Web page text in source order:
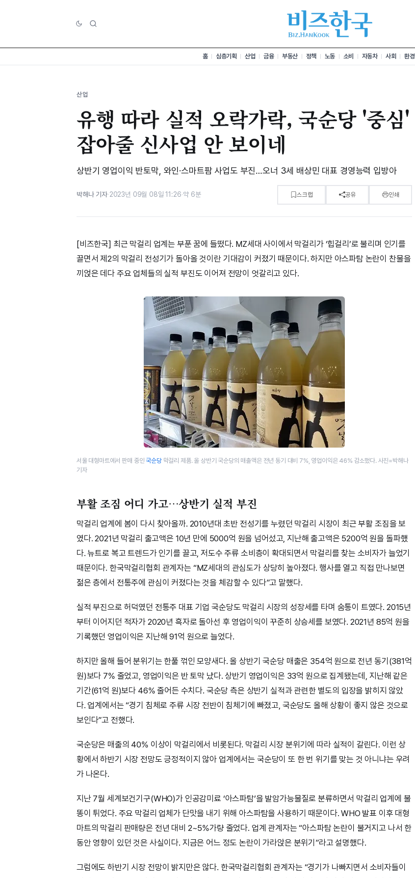
홈 심층기획 산업 금융 부동산 정책 노동 소비 자동차 사회 환경
산업
유행 따라 실적 오락가락, 국순당 '중심'
잡아줄 신사업 안 보이네
상반기 영업이익 반토막, 와인·스마트팜 사업도 부진…오너 3세 배상민 대표 경영능력 입방아
박해나 기자·2023년 09월 08일 11:26·약 6분 스크랩 공유 인쇄
[비즈한국] 최근 막걸리 업계는 부푼 꿈에 들떴다. MZ세대 사이에서 막걸리가 ‘힙걸리’로 불리며 인기를
끌면서 제2의 막걸리 전성기가 돌아올 것이란 기대감이 커졌기 때문이다. 하지만 아스파탐 논란이 찬물을
끼얹은 데다 주요 업체들의 실적 부진도 이어져 전망이 엇갈리고 있다.
서울 대형마트에서 판매 중인국순당막걸리 제품. 올 상반기 국순당의 매출액은 전년 동기 대비 7%, 영업이익은 46% 감소했다. 사진=박해나
기자
부활 조짐 어디 가고…상반기 실적 부진
막걸리 업계에 봄이 다시 찾아올까. 2010년대 초반 전성기를 누렸던 막걸리 시장이 최근 부활 조짐을 보
였다. 2021년 막걸리 출고액은 10년 만에 5000억 원을 넘어섰고, 지난해 출고액은 5200억 원을 돌파했
다. 뉴트로 복고 트렌드가 인기를 끌고, 저도수 주류 소비층이 확대되면서 막걸리를 찾는 소비자가 늘었기
때문이다. 한국막걸리협회 관계자는 “MZ세대의 관심도가 상당히 높아졌다. 행사를 열고 직접 만나보면
젊은 층에서 전통주에 관심이 커졌다는 것을 체감할 수 있다”고 말했다.
실적 부진으로 허덕였던 전통주 대표 기업 국순당도 막걸리 시장의 성장세를 타며 숨통이 트였다. 2015년
부터 이어지던 적자가 2020년 흑자로 돌아선 후 영업이익이 꾸준히 상승세를 보였다. 2021년 85억 원을
기록했던 영업이익은 지난해 91억 원으로 늘었다.
하지만 올해 들어 분위기는 한풀 꺾인 모양새다. 올 상반기 국순당 매출은 354억 원으로 전년 동기(381억
원)보다 7% 줄었고, 영업이익은 반 토막 났다. 상반기 영업이익은 33억 원으로 집계됐는데, 지난해 같은
기간(61억 원)보다 46% 줄어든 수치다. 국순당 측은 상반기 실적과 관련한 별도의 입장을 밝히지 않았
다. 업계에서는 “경기 침체로 주류 시장 전반이 침체기에 빠졌고, 국순당도 올해 상황이 좋지 않은 것으로
보인다”고 전했다.
국순당은 매출의 40% 이상이 막걸리에서 비롯된다. 막걸리 시장 분위기에 따라 실적이 갈린다. 이런 상
황에서 하반기 시장 전망도 긍정적이지 않아 업계에서는 국순당이 또 한 번 위기를 맞는 것 아니냐는 우려
가 나온다.
지난 7월 세계보건기구(WHO)가 인공감미료 ‘아스파탐’을 발암가능물질로 분류하면서 막걸리 업계에 불
똥이 튀었다. 주요 막걸리 업체가 단맛을 내기 위해 아스파탐을 사용하기 때문이다. WHO 발표 이후 대형
마트의 막걸리 판매량은 전년 대비 2~5%가량 줄었다. 업계 관계자는 “아스파탐 논란이 불거지고 나서 한
동안 영향이 있던 것은 사실이다. 지금은 어느 정도 논란이 가라앉은 분위기”라고 설명했다.
그럼에도 하반기 시장 전망이 밝지만은 않다. 한국막걸리협회 관계자는 “경기가 나빠지면서 소비자들이